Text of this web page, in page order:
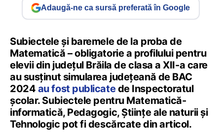
Adaugă-ne ca sursă preferată în Google
Subiectele și baremele de la proba de
Matematică – obligatorie a profilului pentru
elevii din județul Brăila de clasa a XII-a care
au susținut simularea județeană de BAC
2024 au fost publicatede Inspectoratul
școlar. Subiectele pentru Matematică-
informatică, Pedagogic, Științe ale naturii și
Tehnologic pot fi descărcate din articol.